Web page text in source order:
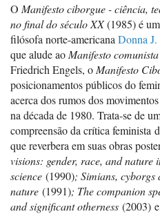
O Manifesto ciborgue -­ ciência,
no final do século XX(1985) é
filósofa norte-americana Donna
que alude ao Manifesto comunista
Friedrich Engels, o Manifesto
posicionamentos públicos do
acerca dos rumos dos
na década de 1980. Trata-se de
compreensão da crítica feminista
que reverbera em suas obras
visions: gender, race, and nature
science (1990); Simians,
nature (1991); The companion
and significant otherness (2003) e